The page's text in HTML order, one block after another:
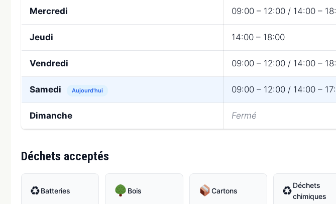
Mercredi 09:00 – 12:00 / 14:00 –
Jeudi 14:00 – 18:00
Vendredi 09:00 – 12:00 / 14:00 –
Samedi Aujourd'hui 09:00 – 12:00 / 14:00 –
Dimanche Fermé
Déchets acceptés
♻Batteries Bois Cartons ♻Déchets
chimiques